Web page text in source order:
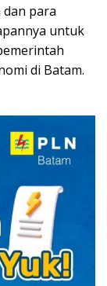
dan para
untuk
di Batam.